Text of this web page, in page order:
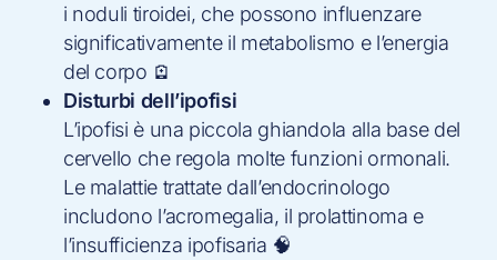
i noduli tiroidei, che possono influenzare
significativamente il metabolismo e l’energia
del corpo 🪫
Disturbi dell’ipofisi
L’ipofisi è una piccola ghiandola alla base del
cervello che regola molte funzioni ormonali.
Le malattie trattate dall’endocrinologo
includono l’acromegalia, il prolattinoma e
l’insufficienza ipofisaria 🧠